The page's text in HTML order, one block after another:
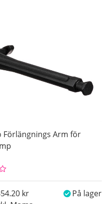
Arm för
På lager